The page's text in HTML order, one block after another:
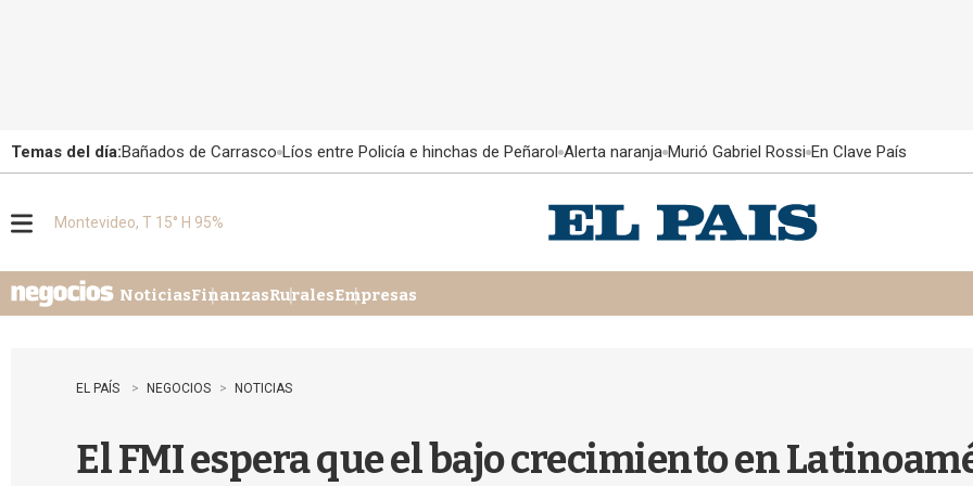
Temas del día:Bañados de Carrasco Líos entre Policía e hinchas de Peñarol Alerta naranja Murió Gabriel Rossi En Clave País
u
Montevideo, T 15° H 95%
NoticiasFinanzasRuralesEmpresas
EL PAÍS NEGOCIOS NOTICIAS
El FMI espera que el bajo crecimiento en